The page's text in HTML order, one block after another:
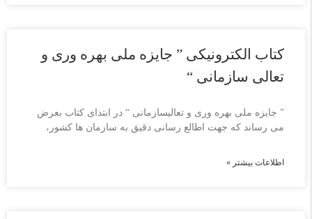
کتاب الکترونیکی ” جایزه ملی بهره وری و
تعالی سازمانی “
” جایزه ملی بهره وری و تعالیسازمانی “ در ابتدای کتاب بعرض
می رساند که جهت اطالع رسانی دقیق به سازمان ها کشور،
اطلاعات بیشتر »